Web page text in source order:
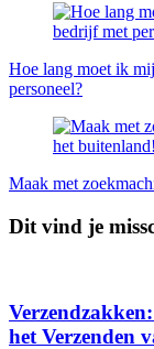
Bericht
navigatie
Hoe lang moet ik
personeel?
Maak met
Dit vind je
het Verzenden